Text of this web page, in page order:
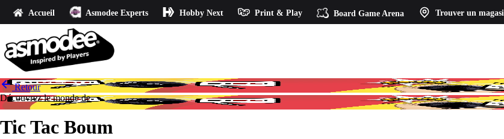
Accueil Asmodee Experts Hobby Next Print & Play Board Game Arena Trouver un
Retour
Découvrez le monde de
Tic Tac Boum